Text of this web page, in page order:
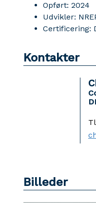
Opført: 2024
Udvikler:
Certificering:
Kontakter
Billeder